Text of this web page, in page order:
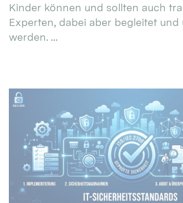
Kinder können und sollten auch
Experten, dabei aber begleitet
werden. ...